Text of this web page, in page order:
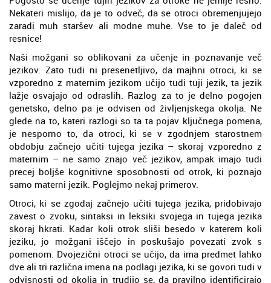
Nekateri mislijo, da je to odveč, da se otroci obremenjujejo
zaradi muh staršev ali modne muhe. Vse to je daleč od
resnice!
Naši možgani so oblikovani za učenje in poznavanje več
jezikov. Zato tudi ni presenetljivo, da majhni otroci, ki se
vzporedno z maternim jezikom učijo tudi tuji jezik, ta jezik
lažje osvajajo od odraslih. Razlog za to je delno pogojen
genetsko, delno pa je odvisen od življenjskega okolja. Ne
glede na to, kateri razlogi so ta ta pojav ključnega pomena,
je nesporno to, da otroci, ki se v zgodnjem starostnem
obdobju začnejo učiti tujega jezika – skoraj vzporedno z
maternim – ne samo znajo več jezikov, ampak imajo tudi
precej boljše kognitivne sposobnosti od otrok, ki poznajo
samo materni jezik. Poglejmo nekaj primerov.
Otroci, ki se zgodaj začnejo učiti tujega jezika, pridobivajo
zavest o zvoku, sintaksi in leksiki svojega in tujega jezika
skoraj hkrati. Kadar koli otrok sliši besedo v katerem koli
jeziku, jo možgani iščejo in poskušajo povezati zvok s
pomenom. Dvojezični otroci se učijo, da ima predmet lahko
dve ali tri različna imena na podlagi jezika, ki se govori tudi v
odvisnosti od okolja in trudijo se, da pravilno identificirajo